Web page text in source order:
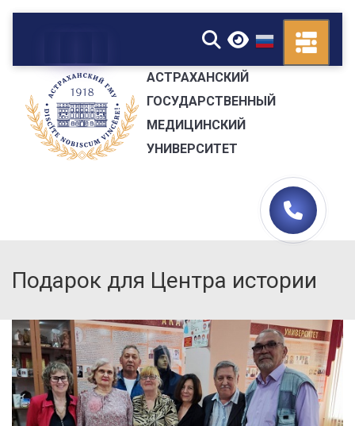
▼
АСТРАХАНСКИЙ
ГОСУДАРСТВЕННЫЙ
МЕДИЦИНСКИЙ
УНИВЕРСИТЕТ
Подарок для Центра истории